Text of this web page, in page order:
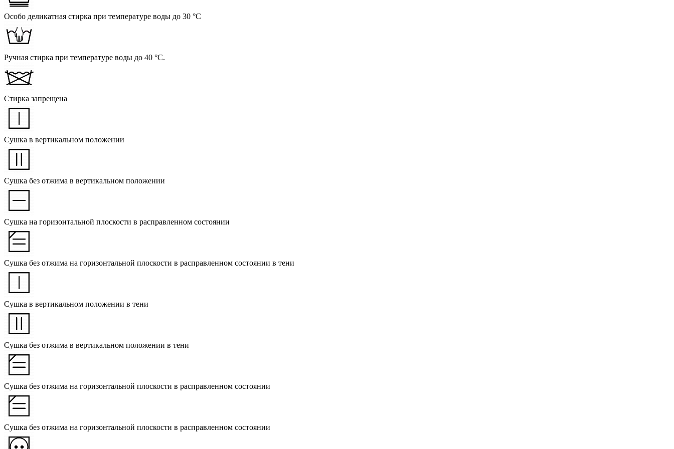
Особо деликатная стирка при температуре воды до 30 °C
Ручная стирка при температуре воды до 40 °C.
Стирка запрещена
Сушка в вертикальном положении
Сушка без отжима в вертикальном положении
Сушка на горизонтальной плоскости в расправленном состоянии
Сушка без отжима на горизонтальной плоскости в расправленном состоянии в тени
Сушка в вертикальном положении в тени
Сушка без отжима в вертикальном положении в тени
Сушка без отжима на горизонтальной плоскости в расправленном состоянии
Сушка без отжима на горизонтальной плоскости в расправленном состоянии